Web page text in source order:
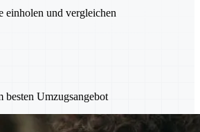
einholen und vergleichen
besten Umzugsangebot